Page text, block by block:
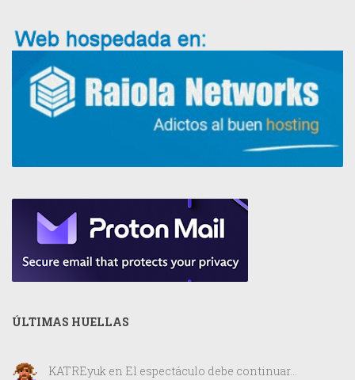
ÚLTIMAS HUELLAS
KATREyuken El espectáculo debe continuar…